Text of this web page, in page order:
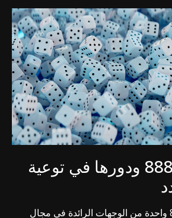
منصة 888Starz ودورها في توعية
تعتبر منصة 888Starz واحدة من الوجهات الرائدة في مجال